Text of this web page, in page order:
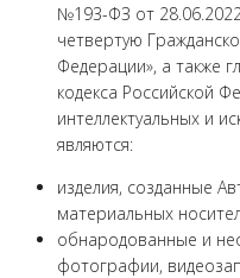
№193-ФЗ от
четвертую
Федерации», а также
кодекса Российской
интеллектуальных и
являются:
изделия, созданные
материальных
обнародованные и
фотографии,